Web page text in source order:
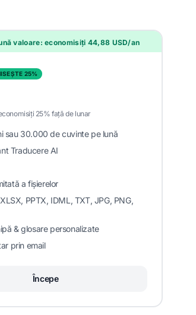
valoare: economisiți 44,88 USD/an
25%
25% față de lunar
sau 30.000 de cuvinte pe lună
Traducere AI
a fișierelor
PPTX, IDML, TXT, JPG, PNG,
& glosare personalizate
prin email
Începe